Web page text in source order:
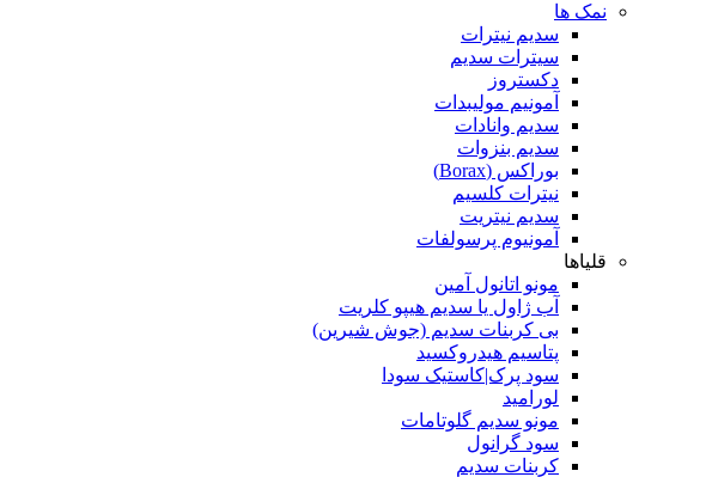
نمک ها
سدیم نیترات
سیترات سدیم
دکستروز
آمونیم مولیبدات
سدیم وانادات
سدیم بنزوات
بوراکس (Borax)
نیترات کلسیم
سدیم نیتریت
آمونیوم پرسولفات
قلیاها
مونو اتانول آمین
آب ژاول یا سدیم هیپو کلریت
بی کربنات سدیم (جوش شیرین)
پتاسیم هیدروکسید
سود پرک|کاستیک سودا
لورامید
مونو سدیم گلوتامات
سود گرانول
کربنات سدیم